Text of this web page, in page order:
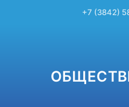
+7 (3842)